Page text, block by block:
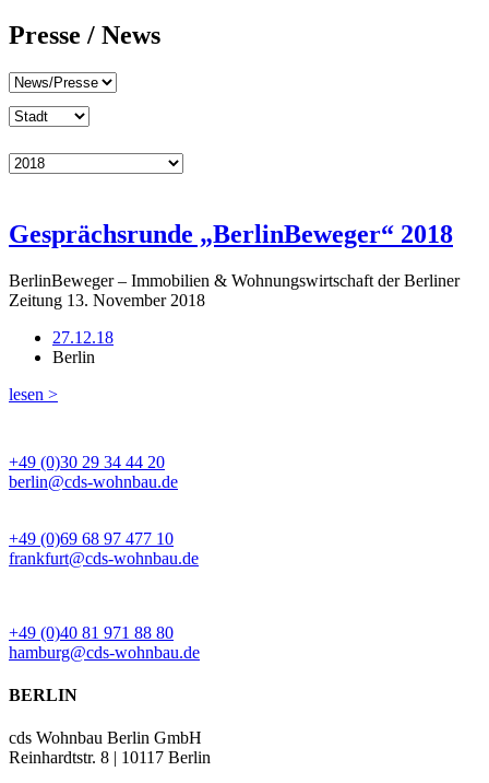
Presse / News
Gesprächsrunde „BerlinBeweger“ 2018
BerlinBeweger – Immobilien & Wohnungswirtschaft der Berliner
Zeitung 13. November 2018
27.12.18
Berlin
lesen >
+49 (0)30 29 34 44 20
berlin@cds-wohnbau.de
+49 (0)69 68 97 477 10
frankfurt@cds-wohnbau.de
+49 (0)40 81 971 88 80
hamburg@cds-wohnbau.de
BERLIN
cds Wohnbau Berlin GmbH
Reinhardtstr. 8 | 10117 Berlin